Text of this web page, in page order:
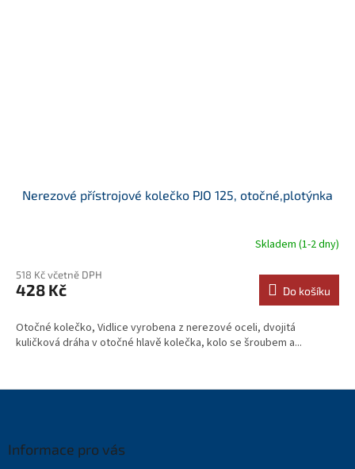
Nerezové přístrojové kolečko PJO 125, otočné,plotýnka
Skladem (1-2 dny)
518 Kč včetně DPH
428 Kč Do košíku
Otočné kolečko, Vidlice vyrobena z nerezové oceli, dvojitá
kuličková dráha v otočné hlavě kolečka, kolo se šroubem a...
Informace pro vás